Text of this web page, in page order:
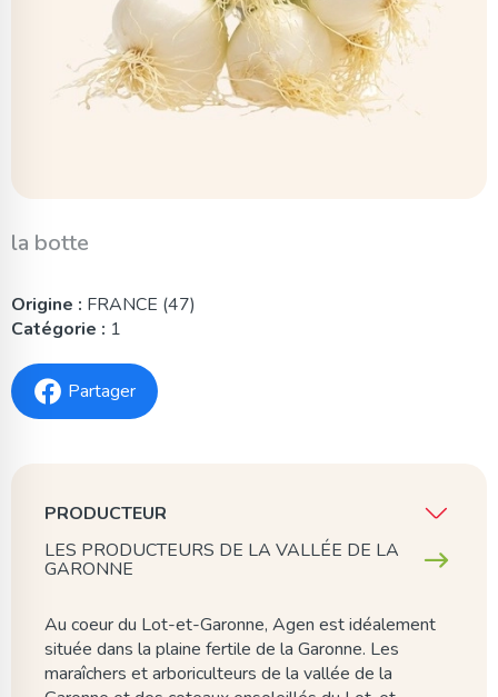
la botte
Origine : FRANCE (47)
Catégorie : 1
Partager
PRODUCTEUR
LES PRODUCTEURS DE LA VALLÉE DE LA
GARONNE
Au coeur du Lot-et-Garonne, Agen est idéalement
située dans la plaine fertile de la Garonne. Les
maraîchers et arboriculteurs de la vallée de la